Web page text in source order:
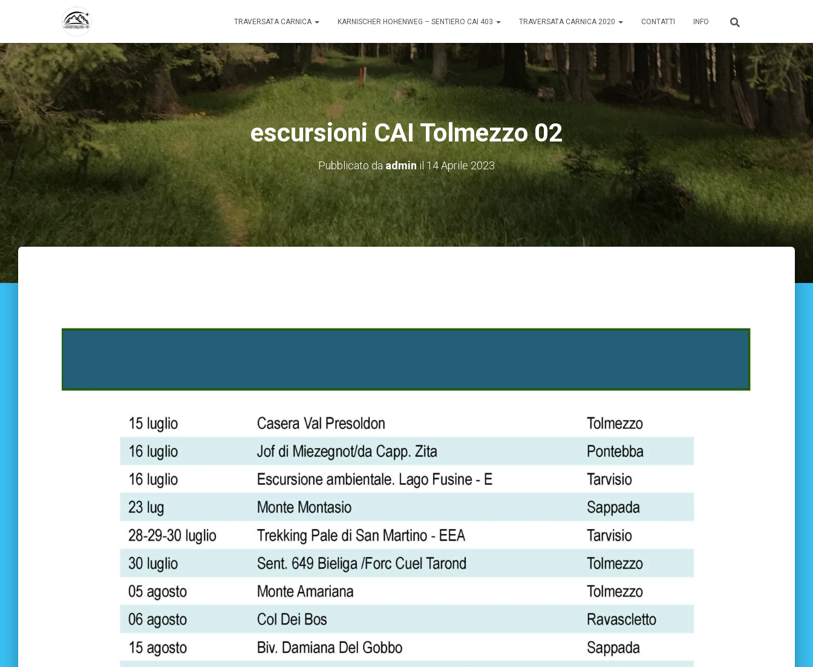
TRAVERSATA CARNICA KARNISCHER HOHENWEG – SENTIERO CAI 403 TRAVERSATA CARNICA 2020 CONTATTI INFO
escursioni CAI Tolmezzo 02
Pubblicato daadminil14 Aprile 2023